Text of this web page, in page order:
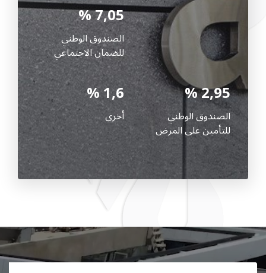
7,05 %
الصندوق الوطني
للضمان الاجتماعي
2,95 %
الصندوق الوطني
للتأمين على المرض
1,6 %
أخرى